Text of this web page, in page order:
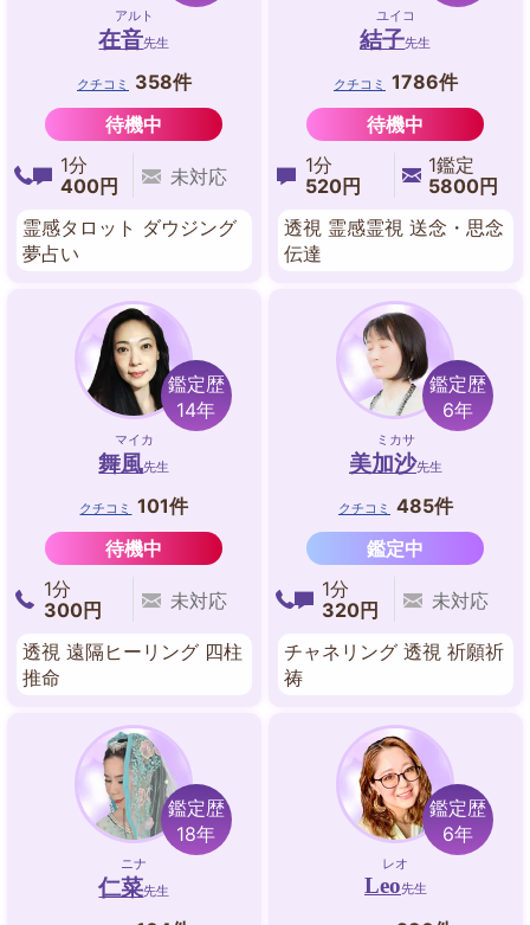
アルト
在音先生
クチコミ
358件
待機中
1分
400円
未対応
霊感タロット ダウジング
夢占い
ユイコ
結子先生
クチコミ 1786件
待機中
1分
520円
1鑑定
5800円
透視 霊感霊視 送念・思念
伝達
鑑定歴
14年
マイカ
舞風先生
クチコミ
101件
待機中
1分
300円
未対応
透視 遠隔ヒーリング 四柱
推命
鑑定歴
6年
ミカサ
美加沙先生
クチコミ 485件
鑑定中
1分
320円
未対応
チャネリング 透視 祈願祈
祷
鑑定歴
18年
ニナ
仁菜先生
鑑定歴
6年
レオ
Leo先生